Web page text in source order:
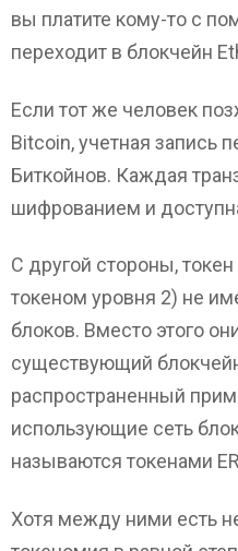
вы платите кому-то с
переходит в блокчейн
Если тот же человек
Bitcoin, учетная запись
Биткойнов. Каждая
шифрованием и
С другой стороны,
токеном уровня 2) не
блоков. Вместо этого
существующий
распространенный
использующие сеть
называются токенами
Хотя между ними есть